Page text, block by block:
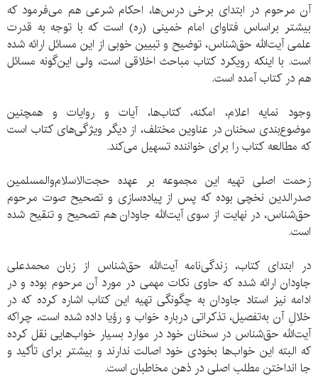
آن مرحوم در ابتدای برخی درس‌ها، احکام شرعی هم می‌فرمود که
بیشتر براساس فتاوای امام خمینی (ره) است که با توجه به قدرت
علمی آیت‌الله حق‌شناس، توضیح و تبیین خوبی از این مسائل ارائه شده
است. با اینکه رویکرد کتاب مباحث اخلاقی است، ولی این‌گونه مسائل
هم در کتاب آمده‌ است.
وجود نمایه اعلام، امکنه، کتاب‌ها، آیات و روایات و همچنین
موضوع‌بندی سخنان در عناوین مختلف، از دیگر ویژگی‌های کتاب است
که مطالعه کتاب را برای خواننده تسهیل می‌کند.
زحمت اصلی تهیه این مجموعه بر عهده حجت‌الاسلام‌‌و‌المسلمین
صدرالدین نخچی بوده که پس از پیاده‌سازی و تصحیح صوت مرحوم
حق‌شناس، در نهایت از سوی آیت‌الله جاودان هم تصحیح و تنقیح شده‌
است.
در ابتدای کتاب، زندگی‌نامه آیت‌الله حق‌شناس از زبان محمدعلی
جاودان ارائه شده که حاوی نکات مهمی در مورد آن مرحوم بوده و در
ادامه نیز استاد جاودان به چگونگی تهیه این کتاب اشاره کرده که در
خلالِ آن به‌تفصیل، تذکراتی درباره خواب و رؤیا داده شده‌ است، چراکه
آیت‌الله حق‌شناس در سخنان خود در موارد بسیار خواب‌هایی نقل کرده
که البته این خواب‌ها بخودی خود اصالت ندارند و بیشتر برای تأکید و
جا انداختن مطلب اصلی در ذهن مخاطبان است.